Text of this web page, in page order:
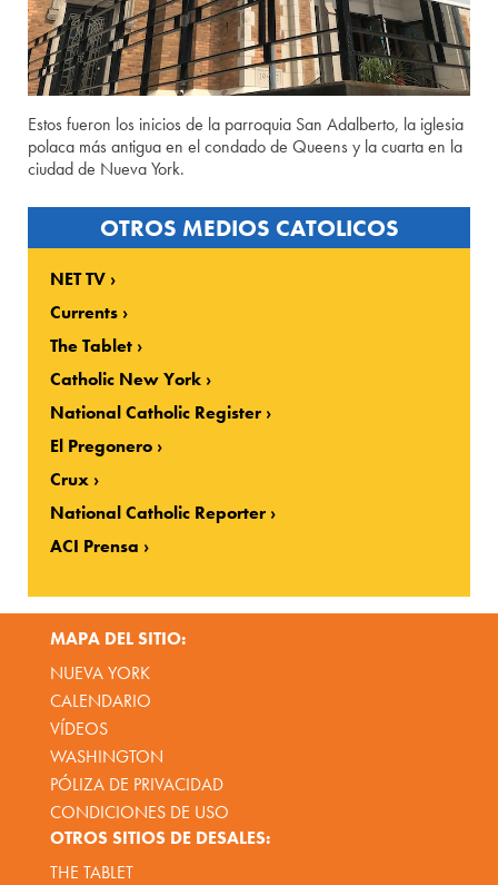
Estos fueron los inicios de la parroquia San Adalberto, la iglesia
polaca más antigua en el condado de Queens y la cuarta en la
ciudad de Nueva York.
OTROS MEDIOS CATOLICOS
NET TV
Currents
The Tablet
Catholic New York
National Catholic Register
El Pregonero
Crux
National Catholic Reporter
ACI Prensa
MAPA DEL SITIO:
NUEVA YORK
CALENDARIO
VÍDEOS
WASHINGTON
PÓLIZA DE PRIVACIDAD
CONDICIONES DE USO
OTROS SITIOS DE DESALES:
THE TABLET